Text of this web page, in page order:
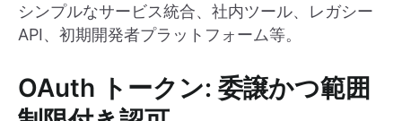
シンプルなサービス統合、社内ツール、レガシー
API、初期開発者プラットフォーム等。
OAuth トークン: 委譲かつ範囲